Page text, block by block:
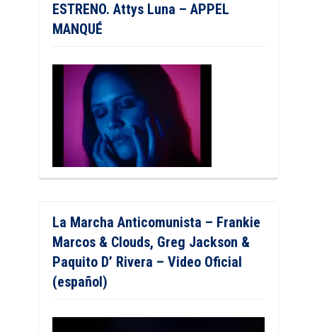
ESTRENO. Attys Luna – APPEL
MANQUÉ
La Marcha Anticomunista – Frankie
Marcos & Clouds, Greg Jackson &
Paquito D’ Rivera – Video Oficial
(español)